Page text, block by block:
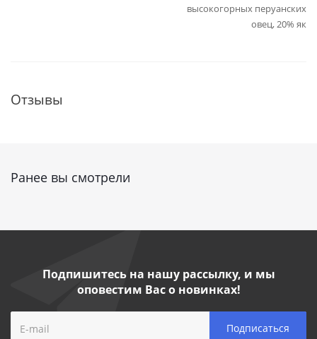
высокогорных перуанских
овец, 20% як
Отзывы
Ранее вы смотрели
Подпишитесь на нашу рассылку, и мы
оповестим Вас о новинках!